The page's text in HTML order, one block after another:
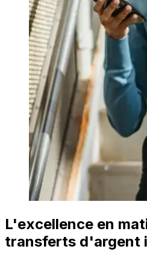
L'excellence en
transferts d'argent